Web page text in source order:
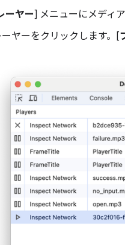
ーヤー] メニューにメディ
ーヤーをクリックします。[